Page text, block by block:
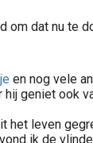
dat nu te
en nog vele
geniet ook
het leven
ik de